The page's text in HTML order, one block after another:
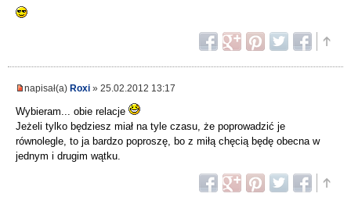
napisał(a) Roxi » 25.02.2012 13:17
Wybieram... obie relacje
Jeżeli tylko będziesz miał na tyle czasu, że poprowadzić je
równolegle, to ja bardzo poproszę, bo z miłą chęcią będę obecna w
jednym i drugim wątku.